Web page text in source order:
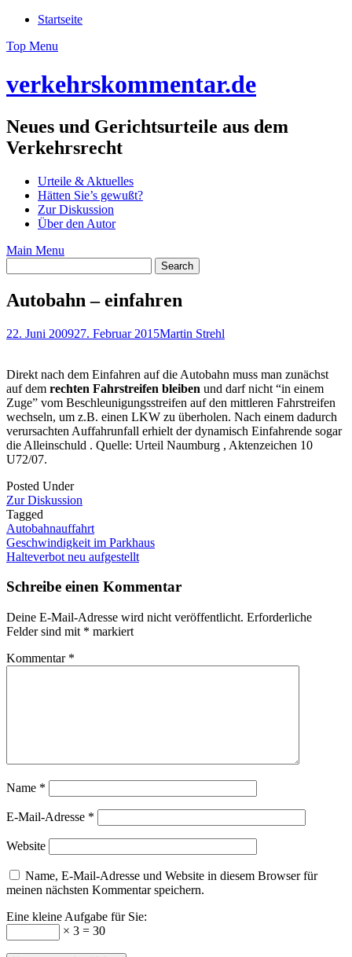
Skip
content
Startseite
Top Menu
verkehrskommentar.de
Neues und Gerichtsurteile aus dem
Verkehrsrecht
Urteile & Aktuelles
Hätten Sie’s gewußt?
Zur Diskussion
Über den Autor
Main Menu
Autobahn – einfahren
22. Juni 200927. Februar 2015Martin Strehl
Direkt nach dem Einfahren auf die Autobahn muss man zunächst
auf dem rechten Fahrstreifen bleiben und darf nicht “in einem
Zuge” vom Beschleunigungsstreifen auf den mittleren Fahrstreifen
wechseln, um z.B. einen LKW zu überholen. Nach einem dadurch
verursachten Auffahrunfall erhielt der dynamisch Einfahrende sogar
die Alleinschuld . Quelle: Urteil Naumburg , Aktenzeichen 10
U72/07.
Posted Under
Zur Diskussion
Tagged
Autobahnauffahrt
Post
navigation
Geschwindigkeit im Parkhaus
Halteverbot neu aufgestellt
Schreibe einen Kommentar
Deine E-Mail-Adresse wird nicht veröffentlicht. Erforderliche
Felder sind mit * markiert
Kommentar *
Name *
E-Mail-Adresse *
Website
Name, E-Mail-Adresse und Website in diesem Browser für
meinen nächsten Kommentar speichern.
Eine kleine Aufgabe für Sie:
× 3 = 30